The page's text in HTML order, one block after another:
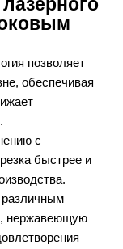
позволяет
обеспечивая
с
быстрее и
нержавеющую